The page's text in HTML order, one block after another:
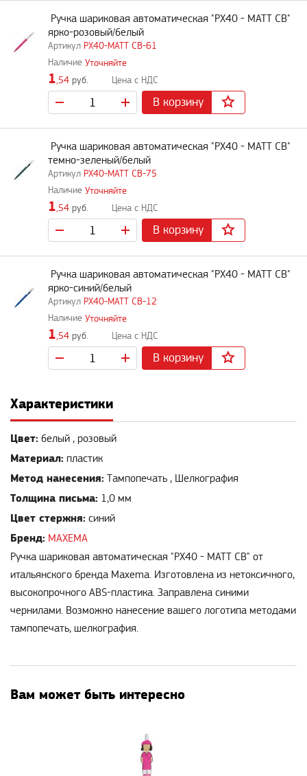
PX40-MATT CB-61
Ручка шариковая автоматическая "PX40 - MATT CB"
ярко-розовый/белый
Уточняйте
1,54 руб.
В корзину
PX40-MATT CB-75
Ручка шариковая автоматическая "PX40 - MATT CB"
темно-зеленый/белый
Уточняйте
1,54 руб.
В корзину
PX40-MATT CB-12
Ручка шариковая автоматическая "PX40 - MATT CB"
ярко-синий/белый
Уточняйте
1,54 руб.
В корзину
Характеристики
Цвет: белый , розовый
Материал: пластик
Метод нанесения: Тампопечать , Шелкография
Толщина письма: 1,0 мм
Цвет стержня: синий
Бренд: MAXEMA
Ручка шариковая автоматическая "PX40 - MATT CB" от
итальянского бренда Maxema. Изготовлена из нетоксичного,
высокопрочного ABS-пластика. Заправлена синими
чернилами. Возможно нанесение вашего логотипа методами
тампопечать, шелкография.
Вам может быть интересно